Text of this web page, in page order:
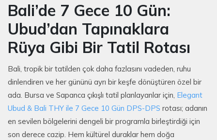
Bali’de 7 Gece 10 Gün:
Ubud’dan Tapınaklara
Rüya Gibi Bir Tatil Rotası
Bali, tropik bir tatilden çok daha fazlasını vadeden, ruhu
dinlendiren ve her gününü ayrı bir keşfe dönüştüren özel bir
ada. Bursa ve Sapanca çıkışlı tatil planlayanlar için, Elegant
Ubud & Bali THY ile 7 Gece 10 Gün DPS-DPS rotası; adanın
en sevilen bölgelerini dengeli bir programla birleştirdiği için
son derece cazip. Hem kültürel duraklar hem doğa